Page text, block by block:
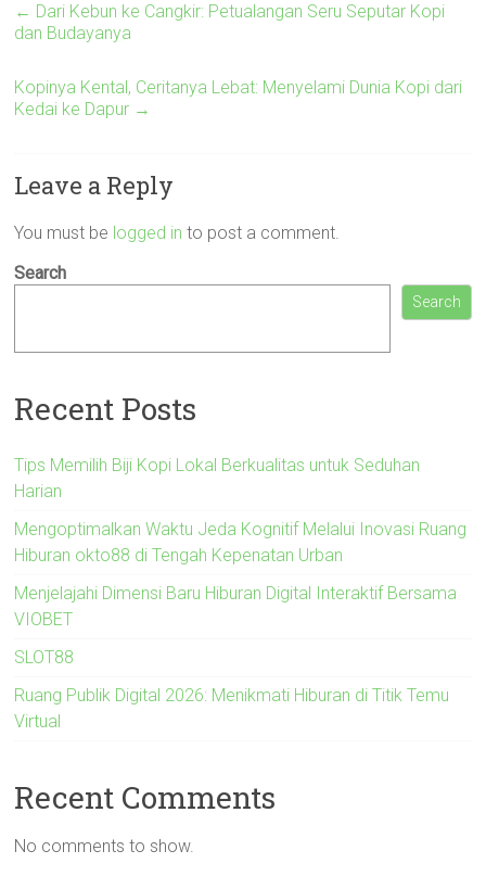
← Dari Kebun ke Cangkir: Petualangan Seru Seputar Kopi
dan Budayanya
Kopinya Kental, Ceritanya Lebat: Menyelami Dunia Kopi dari
Kedai ke Dapur →
Leave a Reply
You must be logged in to post a comment.
Search
Search
Recent Posts
Tips Memilih Biji Kopi Lokal Berkualitas untuk Seduhan
Harian
Mengoptimalkan Waktu Jeda Kognitif Melalui Inovasi Ruang
Hiburan okto88 di Tengah Kepenatan Urban
Menjelajahi Dimensi Baru Hiburan Digital Interaktif Bersama
VIOBET
SLOT88
Ruang Publik Digital 2026: Menikmati Hiburan di Titik Temu
Virtual
Recent Comments
No comments to show.